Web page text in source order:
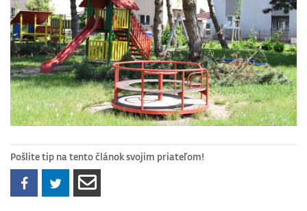
Pošlite tip na tento článok svojim priateľom!